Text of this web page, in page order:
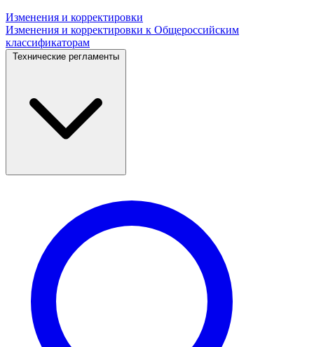
Изменения и корректировки
Изменения и корректировки к Общероссийским
классификаторам
Технические регламенты